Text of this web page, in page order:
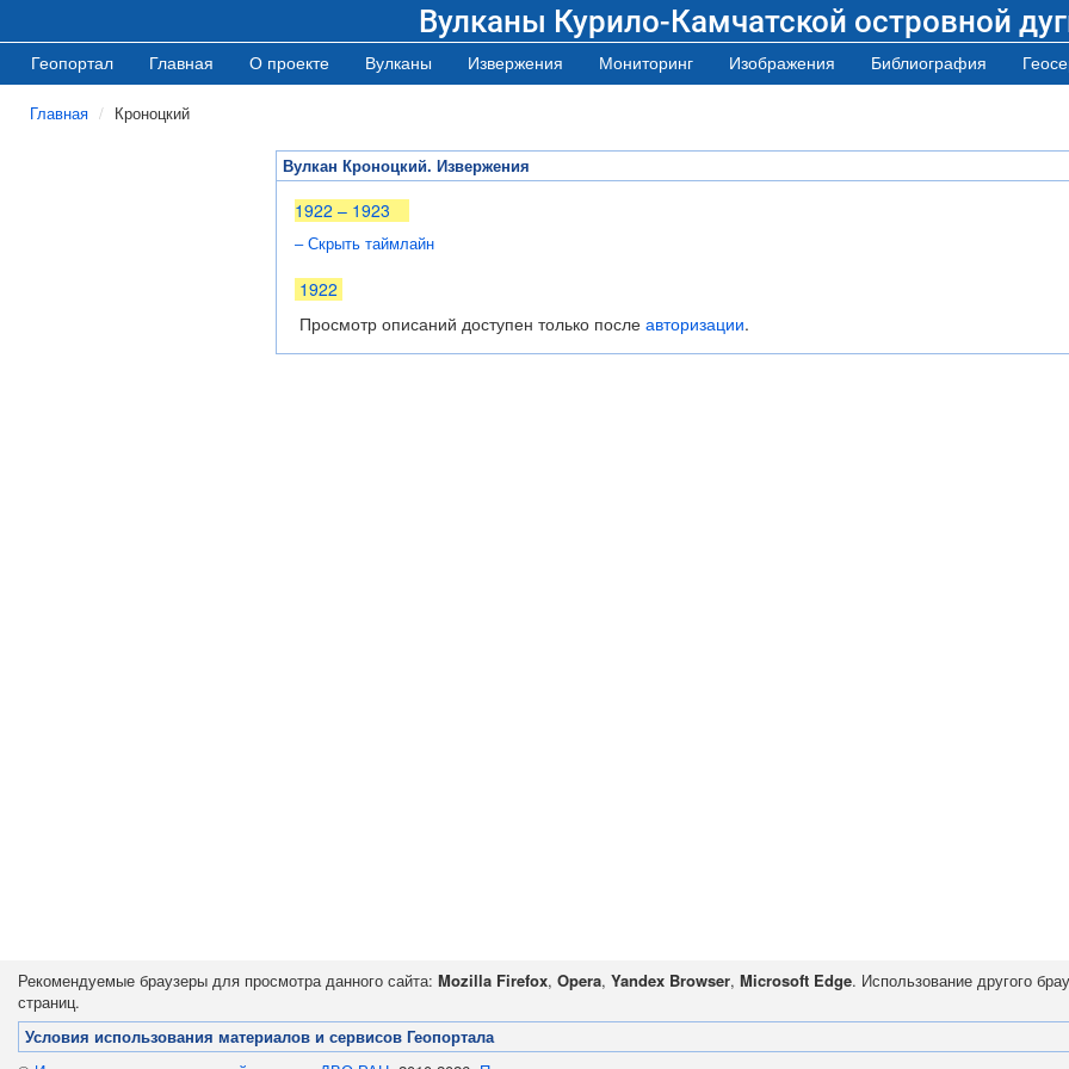
Вулканы Курило-Камчатской островной
Геопортал Главная О проекте Вулканы Извержения Мониторинг Изображения Библиография
Главная Кроноцкий
Вулкан Кроноцкий. Извержения
1922 – 1923
– Скрыть таймлайн
1922
Просмотр описаний доступен только после авторизации.
Рекомендуемые браузеры для просмотра данного сайта: Mozilla Firefox, Opera, Yandex Browser, Microsoft Edge. Использование другого
страниц.
Условия использования материалов и сервисов Геопортала